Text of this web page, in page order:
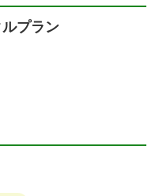
プラン